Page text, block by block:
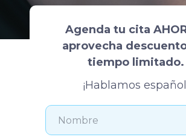
Agenda tu cita
aprovecha
tiempo limitado.
¡Hablamos